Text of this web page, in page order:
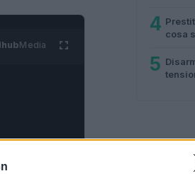
hubMedia
elevata
4 cosa
5